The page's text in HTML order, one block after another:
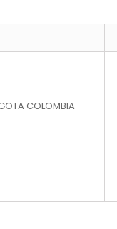
COLOMBIA